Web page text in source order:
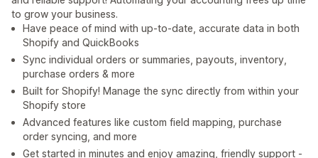
to grow your business.
Have peace of mind with up-to-date, accurate data in both
Shopify and QuickBooks
Sync individual orders or summaries, payouts, inventory,
purchase orders & more
Built for Shopify! Manage the sync directly from within your
Shopify store
Advanced features like custom field mapping, purchase
order syncing, and more
Get started in minutes and enjoy amazing, friendly support -